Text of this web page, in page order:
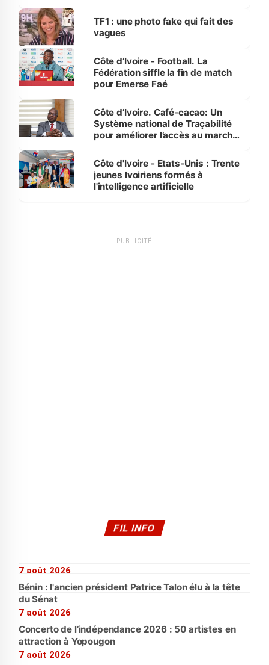
sur la scène internationale »
TF1 : une photo fake qui fait des
vagues
Côte d’Ivoire - Football. La
Fédération siffle la fin de match
pour Emerse Faé
Côte d’Ivoire. Café-cacao: Un
Système national de Traçabilité
pour améliorer l’accès au marché
Côte d'Ivoire - Etats-Unis : Trente
jeunes Ivoiriens formés à
l'intelligence artificielle
PUBLICITÉ
FIL INFO
7 août 2026
Bénin : l'ancien président Patrice Talon élu à la tête
du Sénat
7 août 2026
Concerto de l’indépendance 2026 : 50 artistes en
attraction à Yopougon
7 août 2026